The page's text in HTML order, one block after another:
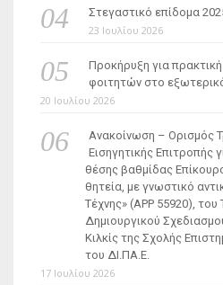
Στεγαστικό επίδομα
23 Ιουλίου 2026
Προκήρυξη για
φοιτητών στο
20 Ιουλίου 2026
Ανακοίνωση – Ορισμός
Εισηγητικής Επιτροπής
θέσης βαθμίδας
θητεία, με γνωστικό
Τέχνης» (ΑΡΡ 55920), του
Δημιουργικού
Κιλκίς της Σχολής
του ΔΙ.ΠΑ.Ε.
17 Ιουλίου 2026